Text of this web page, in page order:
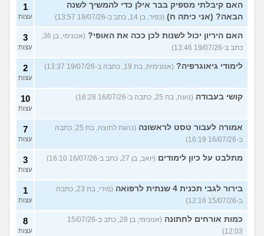
האם קיבלתי מספיק בבר אילן כדי להמשיך לשנה
הבאה? (אני כיתה ח) (כפיר, בן 14, כתב ב-19/07/26 13:57)
1
עצות
האם היריון יכול לשנות לכן ככה את האופי?
(אנונימי, בן 36,
כתב ב-19/07/26 13:46)
3
עצות
לימודי גיאוגרפיה? (אנונימית, בת 19, כתבה ב-19/07/26 13:37) 2
עצות
קושי בעבודה (נועה, בת 25, כתבה ב-16/07/26 16:28) 10
עצות
אמורה לעבור טסט לראשונה
(נהגת לחוצה, בת 25, כתבה
ב-16/07/26 16:19)
7
עצות
מתלבט על כיון לימודים (יואב, בן 27, כתב ב-16/07/26 16:10) 3
עצות
בירור לגבי תכנית 4 שנתית לרפואה
(מירי, בת 23, כתבה
ב-15/07/26 12:16)
1
עצות
כמות אורחים לחתונה
(אנונימי, בן 28, כתב ב-15/07/26
12:03)
8
עצות